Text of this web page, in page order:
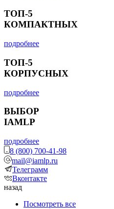
ТОП-5
КОМПАКТНЫХ
подробнее
ТОП-5
КОРПУСНЫХ
подробнее
ВЫБОР
IAMLP
подробнее
8 (800) 700-41-98
mail@iamlp.ru
Телеграмм
Вконтакте
назад
Посмотреть все